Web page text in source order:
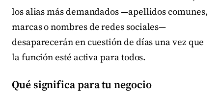
los alias más demandados —apellidos comunes,
marcas o nombres de redes sociales—
desaparecerán en cuestión de días una vez que
la función esté activa para todos.
Qué significa para tu negocio